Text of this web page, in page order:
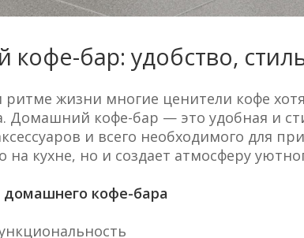
бар: удобство,
жизни многие ценители кофе
Домашний кофе-бар — это удобная и
и всего необходимого для
на кухне, но и создает атмосферу
кофе-бара